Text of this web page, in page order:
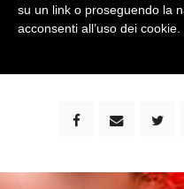
bimbi e viaggi - family
su un link o proseguendo la
acconsenti all’uso dei cookie.